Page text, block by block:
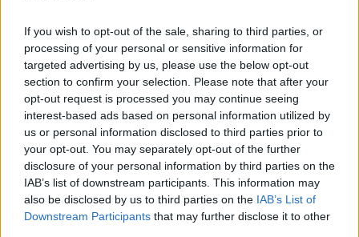
If you wish to opt-out of the sale, sharing to third parties, or
processing of your personal or sensitive information for
targeted advertising by us, please use the below opt-out
section to confirm your selection. Please note that after your
opt-out request is processed you may continue seeing
interest-based ads based on personal information utilized by
us or personal information disclosed to third parties prior to
your opt-out. You may separately opt-out of the further
disclosure of your personal information by third parties on the
IAB’s list of downstream participants. This information may
also be disclosed by us to third parties on the IAB’s List of
Downstream Participants that may further disclose it to other
comentarios de Morales, lo elogió por su valentía e
integridad. Reiteró el compromiso de su
administración para combatir la corrupción,
afirmando que laFiscalía General de la República
está investigando el caso de contrabando que
involucra a personal de la marina, enfatizando que
no debe haber lugar para la impunidad.